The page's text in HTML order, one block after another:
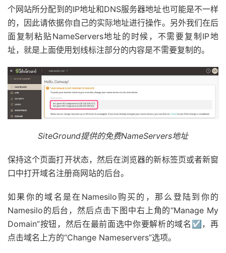
个网站所分配到的IP地址和DNS服务器地址也可能是不一样
的，因此请依据你自己的实际地址进行操作。另外我们在后
面复制粘贴NameServers地址的时候，不需要复制IP地
址，就是上面使用划线标注部分的内容是不需要复制的。
SiteGround提供的免费NameServers地址
保持这个页面打开状态，然后在浏览器的新标签页或者新窗
口中打开域名注册商网站的后台。
如果你的域名是在Namesilo购买的，那么登陆到你的
Namesilo的后台，然后点击下图中右上角的“Manage My
Domain”按钮，然后在最前面选中你要解析的域名☑️，再
点击域名上方的“Change Nameservers”选项。